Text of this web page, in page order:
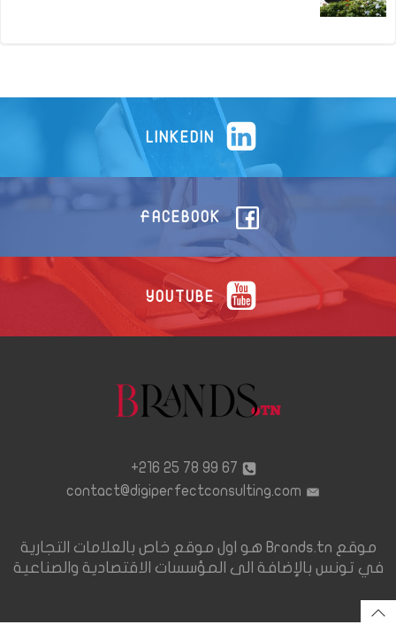
LINKEDIN
FACEBOOK
YOUTUBE
67 99 78 25 216+
contact@digiperfectconsulting.com
موقع Brands.tn هو اول موقع خاص بالعلامات التجارية
في تونس بالإضافة الى المؤسسات الاقتصادية والصناعية